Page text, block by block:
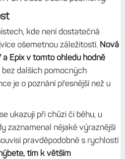
kde není dostatečná
ošemetnou záležitostí. Nová
a Epix v tomto ohledu hodně
dalších pomocných
je o poznání přesnější než u
ukazují při chůzi či běhu, u
zaznamenal nějaké výraznější
pravděpodobně s rychlostí
tím k větším